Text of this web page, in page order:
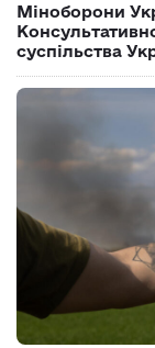
Міноборони
суспільства